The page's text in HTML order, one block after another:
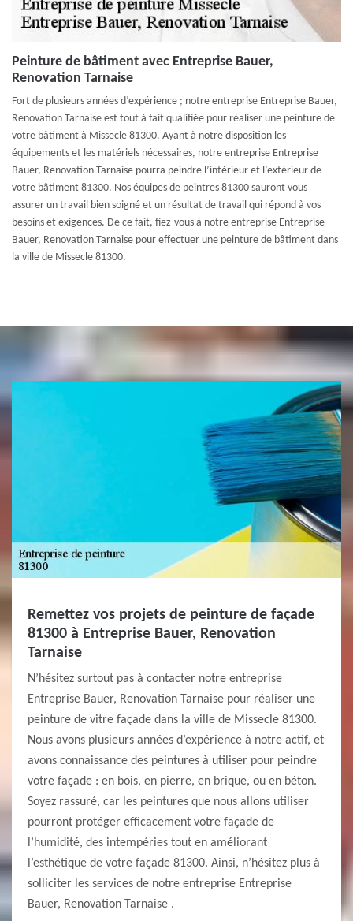
Peinture de bâtiment avec Entreprise Bauer,
Renovation Tarnaise
Fort de plusieurs années d’expérience ; notre entreprise Entreprise Bauer,
Renovation Tarnaise est tout à fait qualifiée pour réaliser une peinture de
votre bâtiment à Missecle 81300. Ayant à notre disposition les
équipements et les matériels nécessaires, notre entreprise Entreprise
Bauer, Renovation Tarnaise pourra peindre l’intérieur et l’extérieur de
votre bâtiment 81300. Nos équipes de peintres 81300 sauront vous
assurer un travail bien soigné et un résultat de travail qui répond à vos
besoins et exigences. De ce fait, fiez-vous à notre entreprise Entreprise
Bauer, Renovation Tarnaise pour effectuer une peinture de bâtiment dans
la ville de Missecle 81300.
Remettez vos projets de peinture de façade
81300 à Entreprise Bauer, Renovation
Tarnaise
N’hésitez surtout pas à contacter notre entreprise
Entreprise Bauer, Renovation Tarnaise pour réaliser une
peinture de vitre façade dans la ville de Missecle 81300.
Nous avons plusieurs années d’expérience à notre actif, et
avons connaissance des peintures à utiliser pour peindre
votre façade : en bois, en pierre, en brique, ou en béton.
Soyez rassuré, car les peintures que nous allons utiliser
pourront protéger efficacement votre façade de
l’humidité, des intempéries tout en améliorant
l’esthétique de votre façade 81300. Ainsi, n’hésitez plus à
solliciter les services de notre entreprise Entreprise
Bauer, Renovation Tarnaise .